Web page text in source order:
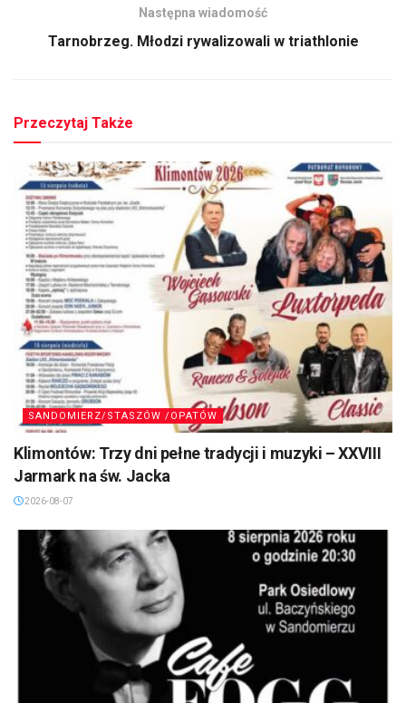
Następna wiadomość
Tarnobrzeg. Młodzi rywalizowali w triathlonie
Przeczytaj Także
SANDOMIERZ/STASZÓW /OPATÓW
Klimontów: Trzy dni pełne tradycji i muzyki – XXVIII
Jarmark na św. Jacka
2026-08-07